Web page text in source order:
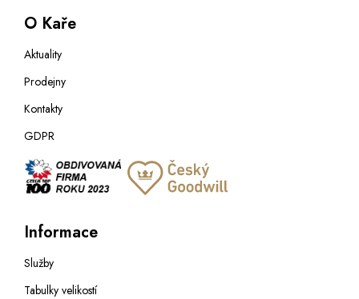
O Kaře
Aktuality
Prodejny
Kontakty
GDPR
Informace
Služby
Tabulky velikostí